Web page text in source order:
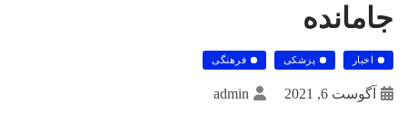
جامانده
اخبار پزشکی فرهنگی
آگوست 6, 2021 admin